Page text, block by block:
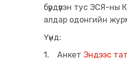
бүрдүүлэн тус ЭСЯ-
алдар одонгийн
Үүнд:
1. Анкет Эндээс